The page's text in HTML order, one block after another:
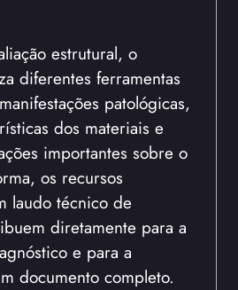
estrutural, o
diferentes ferramentas
patológicas,
dos materiais e
importantes sobre o
os recursos
laudo técnico de
diretamente para a
e para a
documento completo.